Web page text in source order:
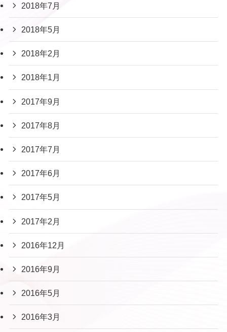
2018年7月
2018年5月
2018年2月
2018年1月
2017年9月
2017年8月
2017年7月
2017年6月
2017年5月
2017年2月
2016年12月
2016年9月
2016年5月
2016年3月